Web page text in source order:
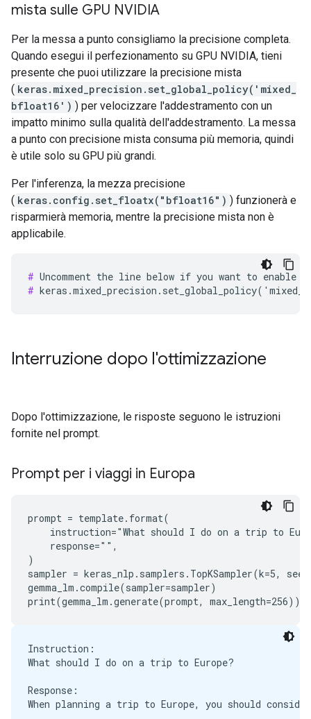
mista sulle GPU NVIDIA
Per la messa a punto consigliamo la precisione completa.
Quando esegui il perfezionamento su GPU NVIDIA, tieni
presente che puoi utilizzare la precisione mista
( keras.mixed_precision.set_global_policy('mixed_
bfloat16') ) per velocizzare l'addestramento con un
impatto minimo sulla qualità dell'addestramento. La messa
a punto con precisione mista consuma più memoria, quindi
è utile solo su GPU più grandi.
Per l'inferenza, la mezza precisione
( keras.config.set_floatx("bfloat16") ) funzionerà e
risparmierà memoria, mentre la precisione mista non è
applicabile.
#
#
Interruzione dopo l'ottimizzazione
Dopo l'ottimizzazione, le risposte seguono le istruzioni
fornite nel prompt.
Prompt per i viaggi in Europa
prompt = template.format(
instruction="What should I do on a trip to
    response="",
)
sampler = keras_nlp.samplers.TopKSampler(k=5,
gemma_lm.compile(sampler=sampler)
Instruction:
What should I do on a trip to Europe?
Response: